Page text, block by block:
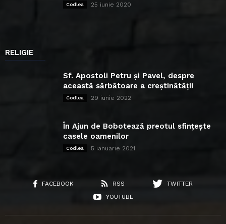
Codlea 25 iunie 2020
RELIGIE
Sf. Apostoli Petru și Pavel, despre
această sărbătoare a creștinătății
Codlea 29 iunie 2022
În Ajun de Bobotează preotul sfințește
casele oamenilor
Codlea 5 ianuarie 2021
FACEBOOK RSS
TWITTER
YOUTUBE